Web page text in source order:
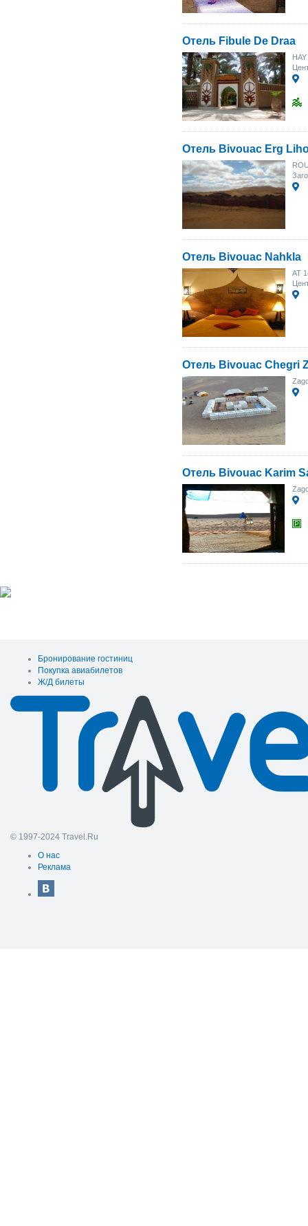
Отель Fibule De Draa
Отель Bivouac Erg
Отель Bivouac Nahkla
AT
Отель Bivouac Chegri
Отель Bivouac Karim
Бронирование гостиниц
Покупка авиабилетов
Ж/Д билеты
© 1997-2024 Travel.Ru
О нас
Реклама